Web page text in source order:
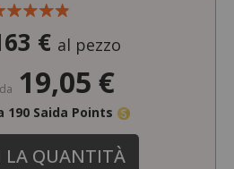
€ al pezzo
19,05 €
190 Saida Points
LA QUANTITÀ